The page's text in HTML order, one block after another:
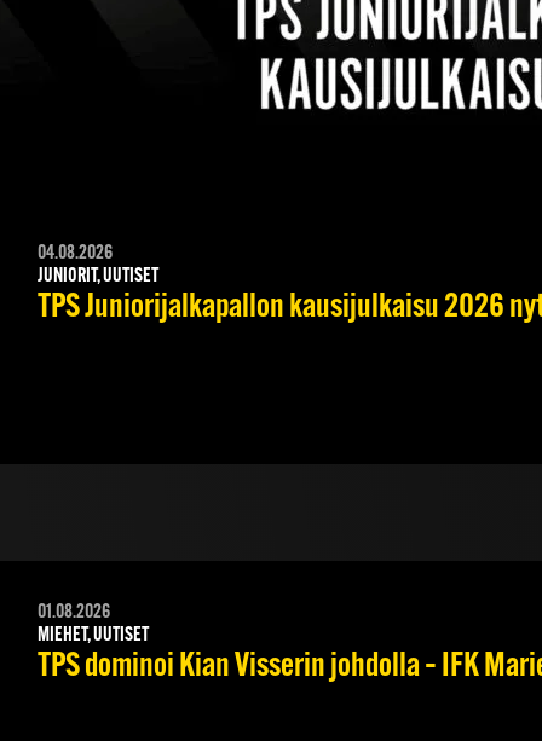
04.08.2026
JUNIORIT, UUTISET
TPS Juniorijalkapallon kausijulkaisu 2026
01.08.2026
MIEHET, UUTISET
TPS dominoi Kian Visserin johdolla – IFK